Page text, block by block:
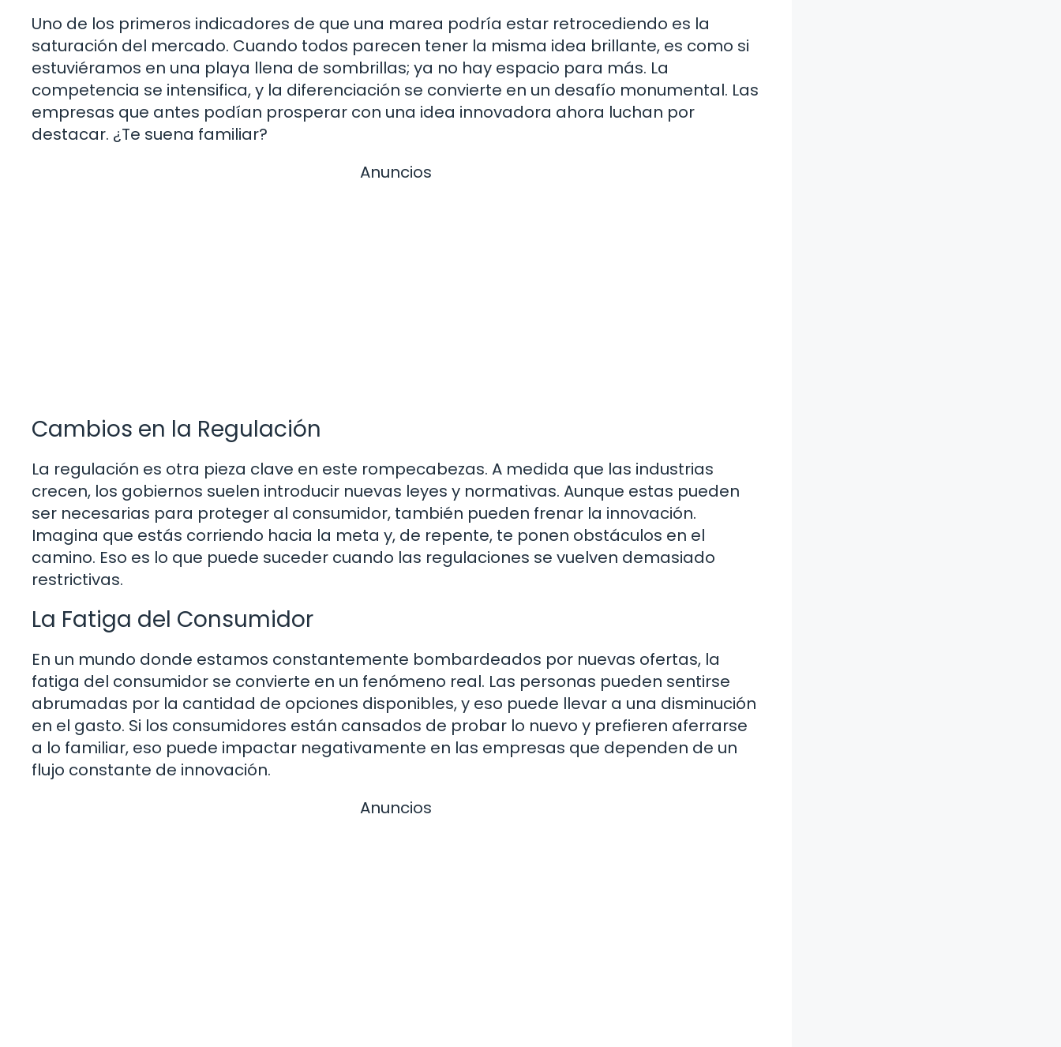
Uno de los primeros indicadores de que una marea podría estar retrocediendo es la
saturación del mercado. Cuando todos parecen tener la misma idea brillante, es como si
estuviéramos en una playa llena de sombrillas; ya no hay espacio para más. La
competencia se intensifica, y la diferenciación se convierte en un desafío monumental. Las
empresas que antes podían prosperar con una idea innovadora ahora luchan por
destacar. ¿Te suena familiar?
Anuncios
Cambios en la Regulación
La regulación es otra pieza clave en este rompecabezas. A medida que las industrias
crecen, los gobiernos suelen introducir nuevas leyes y normativas. Aunque estas pueden
ser necesarias para proteger al consumidor, también pueden frenar la innovación.
Imagina que estás corriendo hacia la meta y, de repente, te ponen obstáculos en el
camino. Eso es lo que puede suceder cuando las regulaciones se vuelven demasiado
restrictivas.
La Fatiga del Consumidor
En un mundo donde estamos constantemente bombardeados por nuevas ofertas, la
fatiga del consumidor se convierte en un fenómeno real. Las personas pueden sentirse
abrumadas por la cantidad de opciones disponibles, y eso puede llevar a una disminución
en el gasto. Si los consumidores están cansados de probar lo nuevo y prefieren aferrarse
a lo familiar, eso puede impactar negativamente en las empresas que dependen de un
flujo constante de innovación.
Anuncios